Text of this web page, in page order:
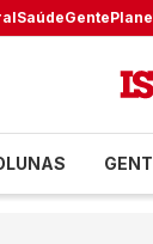
SaúdeGente